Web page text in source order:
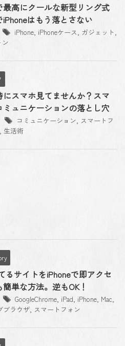
最高にクールな新型リング式
iPhoneはもう落とさない
iPhone, iPhoneケース, ガジェット ,
ン
スマホ見てませんか？スマ
ミュニケーションの落とし穴
コミュニケーション, スマートフ
, 生活術
るサイトをiPhoneで即アクセ
単な方法。逆もOK！
GoogleChrome, iPad, iPhone, Mac,
ブラウザ, スマートフォン